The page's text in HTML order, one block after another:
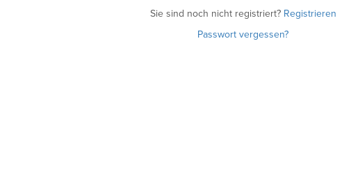
Sie sind noch nicht registriert? Registrieren
Passwort vergessen?